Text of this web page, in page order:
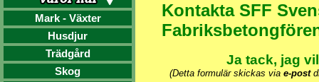
Mark - Växter
Husdjur
Trädgård
Skog
Kontakta SFF
Ja tack, jag
(Detta formulär skickas via e-post